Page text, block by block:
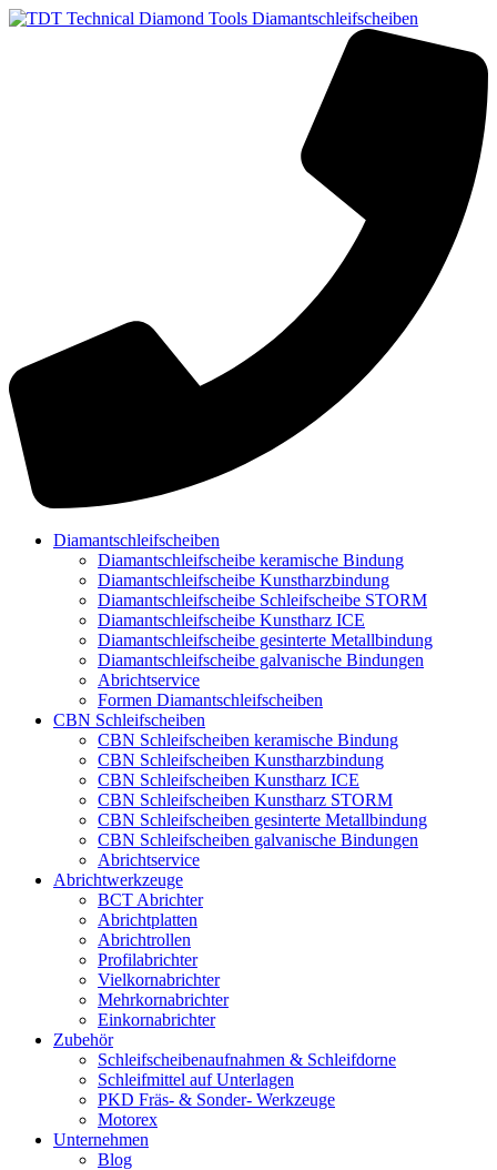
Diamantschleifscheiben
Diamantschleifscheibe keramische Bindung
Diamantschleifscheibe Kunstharzbindung
Diamantschleifscheibe Schleifscheibe STORM
Diamantschleifscheibe Kunstharz ICE
Diamantschleifscheibe gesinterte Metallbindung
Diamantschleifscheibe galvanische Bindungen
Abrichtservice
Formen Diamantschleifscheiben
CBN Schleifscheiben
CBN Schleifscheiben keramische Bindung
CBN Schleifscheiben Kunstharzbindung
CBN Schleifscheiben Kunstharz ICE
CBN Schleifscheiben Kunstharz STORM
CBN Schleifscheiben gesinterte Metallbindung
CBN Schleifscheiben galvanische Bindungen
Abrichtservice
Abrichtwerkzeuge
BCT Abrichter
Abrichtplatten
Abrichtrollen
Profilabrichter
Vielkornabrichter
Mehrkornabrichter
Einkornabrichter
Zubehör
Schleifscheibenaufnahmen & Schleifdorne
Schleifmittel auf Unterlagen
PKD Fräs- & Sonder- Werkzeuge
Motorex
Unternehmen
Blog